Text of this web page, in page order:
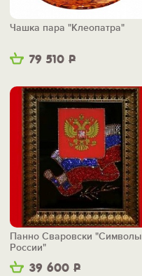
79 510 Р
Чашка пара "Клеопатра"
39 600 Р
Панно Сваровски "Символы
России"